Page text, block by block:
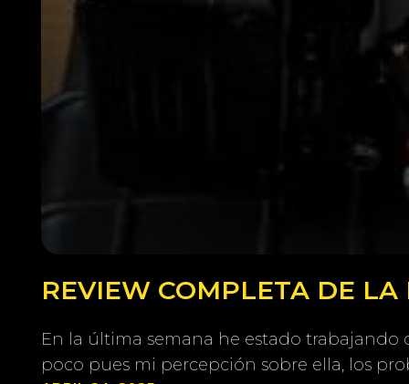
REVIEW COMPLETA DE LA
En la última semana he estado
poco pues mi percepción sobre ella, los